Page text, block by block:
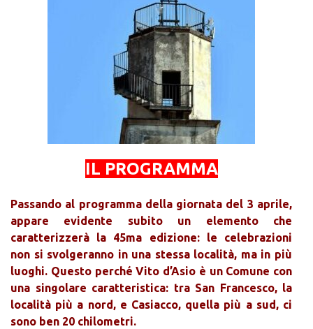
IL PROGRAMMA
Passando al programma della giornata del 3 aprile,
appare evidente subito un elemento che
caratterizzerà la 45ma edizione: le celebrazioni
non si svolgeranno in una stessa località, ma in più
luoghi. Questo perché Vito d’Asio è un Comune con
una singolare caratteristica: tra San Francesco, la
località più a nord, e Casiacco, quella più a sud, ci
sono ben 20 chilometri.